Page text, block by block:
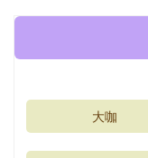
大咖